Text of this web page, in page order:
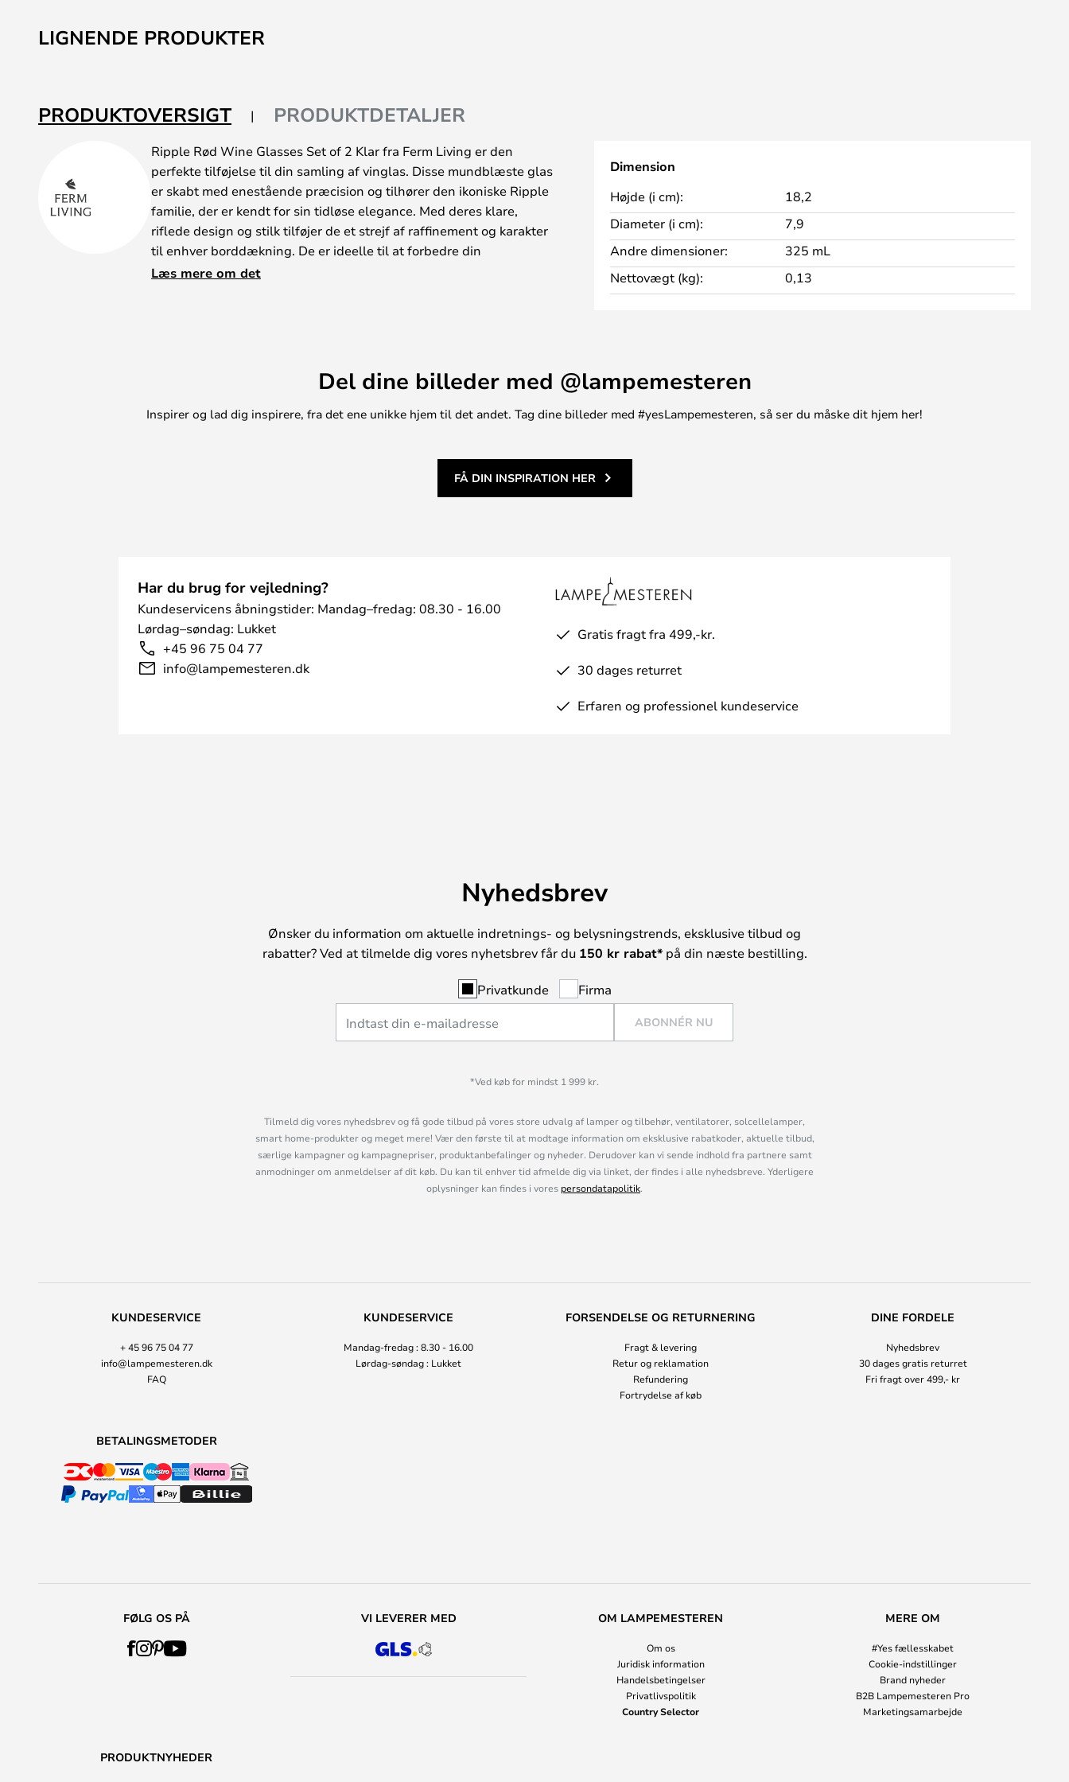
LIGNENDE PRODUKTER
PRODUKTOVERSIGT PRODUKTDETALJER
Ripple Rød Wine Glasses Set of 2 Klar fra Ferm Living er den
perfekte tilføjelse til din samling af vinglas. Disse mundblæste glas
er skabt med enestående præcision og tilhører den ikoniske Ripple
familie, der er kendt for sin tidløse elegance. Med deres klare,
riflede design og stilk tilføjer de et strejf af raffinement og karakter
til enhver borddækning. De er ideelle til at forbedre din
vinoplevelse, uanset om du nyder et glas alene eller sammen med
registrerede designglas nemme at vedligeholde, da de tåler
opvaskemaskine. Gør din vinoplevelse endnu mere speciel med
disse elegante glas.
Læs mere om det
Dimension
Højde (i cm):
18,2
Diameter (i cm):
7,9
Andre dimensioner:
325 mL
Nettovægt (kg):
0,13
Del dine billeder med @lampemesteren
Inspirer og lad dig inspirere, fra det ene unikke hjem til det andet. Tag dine billeder med #yesLampemesteren, så ser du måske dit hjem her!
FÅ DIN INSPIRATION HER
Har du brug for vejledning?
Kundeservicens åbningstider: Mandag–fredag: 08.30 - 16.00
Lørdag–søndag: Lukket
+45 96 75 04 77
info@lampemesteren.dk
Gratis fragt fra 499,-kr.
30 dages returret
Erfaren og professionel kundeservice
Nyhedsbrev
Ønsker du information om aktuelle indretnings- og belysningstrends, eksklusive tilbud og
rabatter? Ved at tilmelde dig vores nyhetsbrev får du 150 kr rabat*på din næste bestilling.
Privatkunde Firma
ABONNÉR NU
*Ved køb for mindst 1 999 kr.
Tilmeld dig vores nyhedsbrev og få gode tilbud på vores store udvalg af lamper og tilbehør, ventilatorer, solcellelamper,
smart home-produkter og meget mere! Vær den første til at modtage information om eksklusive rabatkoder, aktuelle tilbud,
særlige kampagner og kampagnepriser, produktanbefalinger og nyheder. Derudover kan vi sende indhold fra partnere samt
anmodninger om anmeldelser af dit køb. Du kan til enhver tid afmelde dig via linket, der findes i alle nyhedsbreve. Yderligere
oplysninger kan findes i vores persondatapolitik.
KUNDESERVICE
+ 45 96 75 04 77
info@lampemesteren.dk
FAQ
KUNDESERVICE
Mandag-fredag : 8.30 - 16.00
Lørdag-søndag : Lukket
FORSENDELSE OG RETURNERING
Fragt & levering
Retur og reklamation
Refundering
Fortrydelse af køb
DINE FORDELE
Nyhedsbrev
30 dages gratis returret
Fri fragt over 499,- kr
BETALINGSMETODER
FØLG OS PÅ VI LEVERER MED OM LAMPEMESTEREN
Om os
Juridisk information
Handelsbetingelser
Privatlivspolitik
Country Selector
MERE OM
#Yes fællesskabet
Cookie-indstillinger
Brand nyheder
B2B Lampemesteren Pro
Marketingsamarbejde
PRODUKTNYHEDER